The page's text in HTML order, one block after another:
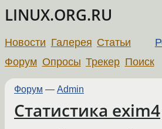
LINUX.ORG.RU
Новости Галерея Статьи
Форум Опросы Трекер Поиск
Форум — Admin
Статистика exim4